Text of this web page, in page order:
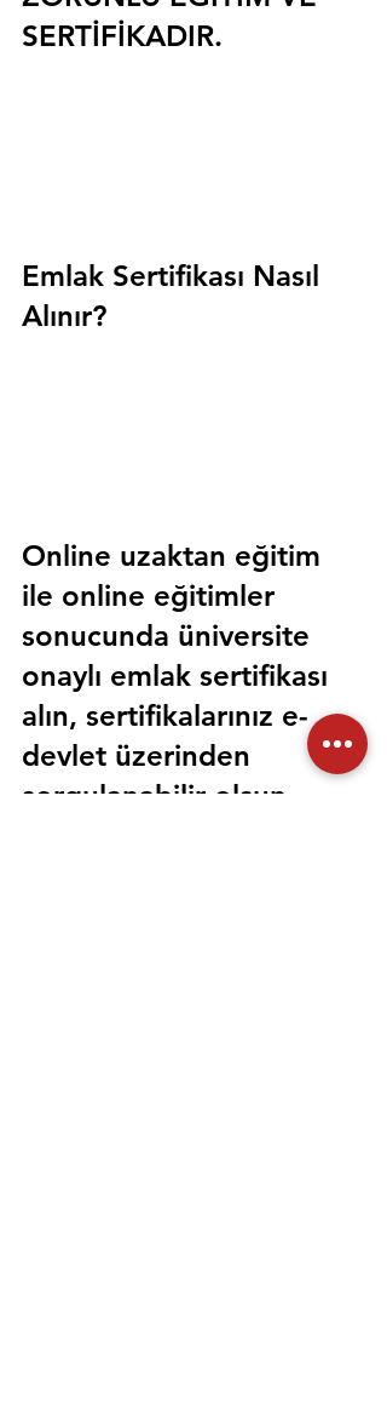
SERTİFİKADIR.
Emlak Sertifikası Nasıl
Alınır?
Online uzaktan eğitim
ile online eğitimler
sonucunda üniversite
onaylı emlak sertifikası
alın, sertifikalarınız e-
devlet üzerinden
sorgulanabilir olsun.